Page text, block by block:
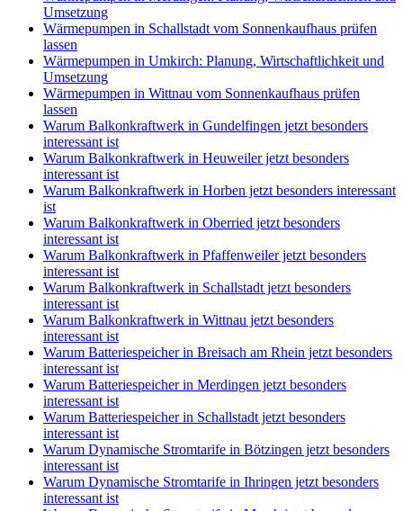
Umsetzung
Wärmepumpen in Schallstadt vom Sonnenkaufhaus prüfen
lassen
Wärmepumpen in Umkirch: Planung, Wirtschaftlichkeit und
Umsetzung
Wärmepumpen in Wittnau vom Sonnenkaufhaus prüfen
lassen
Warum Balkonkraftwerk in Gundelfingen jetzt besonders
interessant ist
Warum Balkonkraftwerk in Heuweiler jetzt besonders
interessant ist
Warum Balkonkraftwerk in Horben jetzt besonders interessant
ist
Warum Balkonkraftwerk in Oberried jetzt besonders
interessant ist
Warum Balkonkraftwerk in Pfaffenweiler jetzt besonders
interessant ist
Warum Balkonkraftwerk in Schallstadt jetzt besonders
interessant ist
Warum Balkonkraftwerk in Wittnau jetzt besonders
interessant ist
Warum Batteriespeicher in Breisach am Rhein jetzt besonders
interessant ist
Warum Batteriespeicher in Merdingen jetzt besonders
interessant ist
Warum Batteriespeicher in Schallstadt jetzt besonders
interessant ist
Warum Dynamische Stromtarife in Bötzingen jetzt besonders
interessant ist
Warum Dynamische Stromtarife in Ihringen jetzt besonders
interessant ist